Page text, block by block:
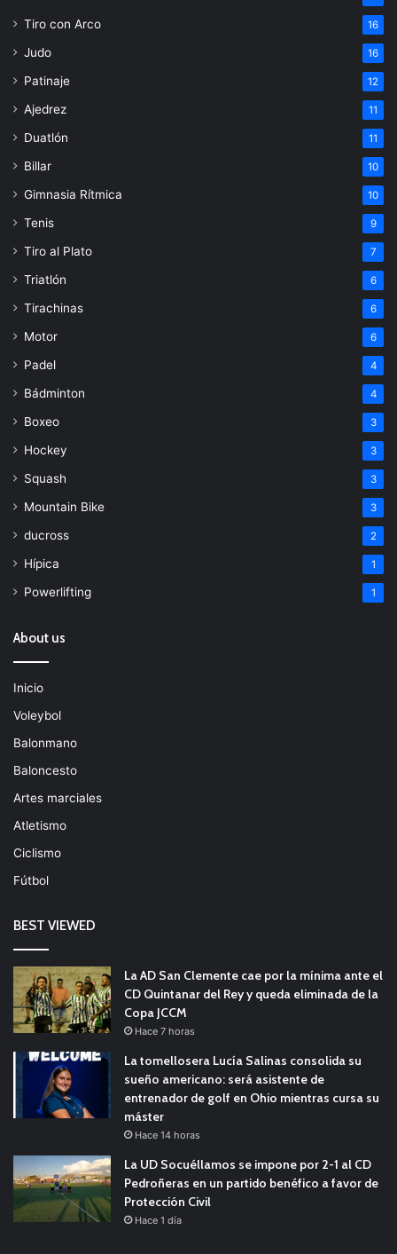
Tiro con Arco 16
Judo 16
Patinaje 12
Ajedrez 11
Duatlón 11
Billar 10
Gimnasia Rítmica 10
Tenis 9
Tiro al Plato 7
Triatlón 6
Tirachinas 6
Motor 6
Padel 4
Bádminton 4
Boxeo 3
Hockey 3
Squash 3
Mountain Bike 3
ducross 2
Hípica 1
Powerlifting 1
About us
Inicio
Voleybol
Balonmano
Baloncesto
Artes marciales
Atletismo
Ciclismo
Fútbol
BEST VIEWED
La AD San Clemente cae por la mínima ante el
CD Quintanar del Rey y queda eliminada de la
Copa JCCM
Hace 7 horas
La tomellosera Lucía Salinas consolida su
sueño americano: será asistente de
entrenador de golf en Ohio mientras cursa su
máster
Hace 14 horas
La UD Socuéllamos se impone por 2-1 al CD
Pedroñeras en un partido benéfico a favor de
Protección Civil
Hace 1 día